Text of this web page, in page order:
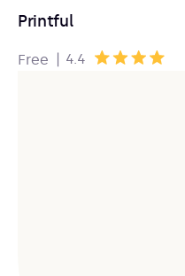
Printful
Free | 4.4